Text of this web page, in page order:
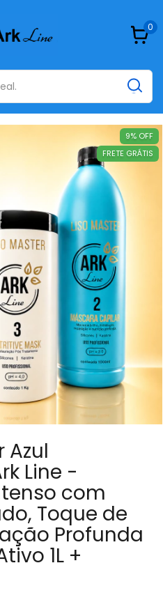
0
9% OFF
FRETE GRÁTIS
Azul
Line -
com
Toque de
Profunda
1L +